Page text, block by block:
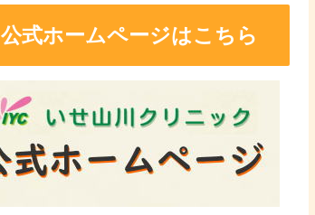
公式ホームページはこちら